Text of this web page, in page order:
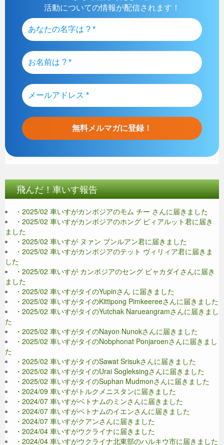
活動についての情報が配信されます！
飛んだ！車いす報告
・2025/02 車いすがカンボジアのモム チー さんに届きました
・2025/02 車いすがカンボジアのホング ピィアルット君に届き
ました
・2025/02 車いすが ヌァン ブンルアン君に届きました
・2025/02 車いすがカンボジアのテット ヴィリィア君に届きま
した
・2025/02 車いすが カンボジアのセング ピャカダイさんに届き
ました
・2025/02 車いすがタイのYupinさん に届きました
・2025/02 車いすがタイのKittipong Pimkeereeさんに届きました
・2025/02 車いすがタイのYutchak Narueangramさんに届きまし
た
・2025/02 車いすがタイのNayon Nunokさんに届きました
・2025/02 車いすがタイのNobphonat Ponjaroenさんに届きまし
た
・2025/02 車いすがタイのSawat Srisukさんに届きました
・2025/02 車いすがタイのUrai Sogleksingさんに届きました
・2025/02 車いすがタイのSuphan Mudmonさんに届きました
・2024/09 車いすがトルクメニスタンに届きました
・2024/07 車いすがベトナムのミンさんに届きました
・2024/07 車いすがベトナムのイエンさんに届きました
・2024/07 車いすがクアンさんに届きました
・2024/04 車いすがウクライナに届きました
・2024/04 車いすがウクライナ北東部のハルキウ市に届きました